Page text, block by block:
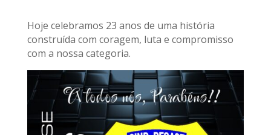
Hoje celebramos 23 anos de uma história
construída com coragem, luta e compromisso
com a nossa categoria.